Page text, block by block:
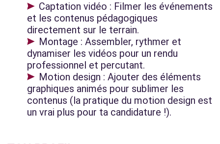
Captation vidéo : Filmer les événements
et les contenus pédagogiques
directement sur le terrain.
Montage : Assembler, rythmer et
dynamiser les vidéos pour un rendu
professionnel et percutant.
Motion design : Ajouter des éléments
graphiques animés pour sublimer les
contenus (la pratique du motion design est
un vrai plus pour ta candidature !).